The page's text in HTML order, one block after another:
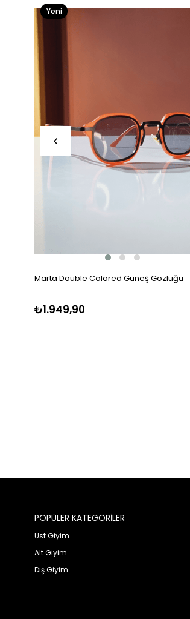
Marta Double Colored Güneş Gözlüğü
₺1.949,90
Yeni
POPÜLER KATEGORİLER
Üst Giyim
Alt Giyim
Dış Giyim